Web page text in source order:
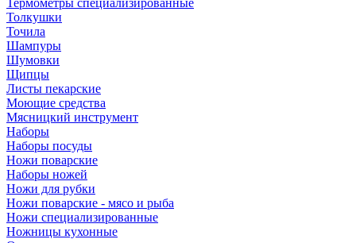
Термометры специализированные
Толкушки
Точила
Шампуры
Шумовки
Щипцы
Листы пекарские
Моющие средства
Мясницкий инструмент
Наборы
Наборы посуды
Ножи поварские
Наборы ножей
Ножи для рубки
Ножи поварские - мясо и рыба
Ножи специализированные
Ножницы кухонные